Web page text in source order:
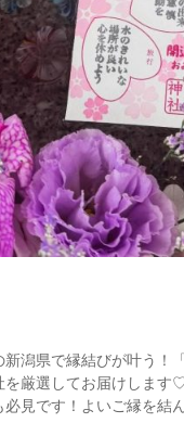
潟県で縁結びが叶う！
を厳選してお届けしま
必見です！よいご縁を